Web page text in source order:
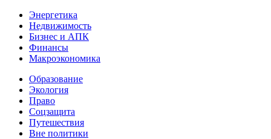
Энергетика
Недвижимость
Бизнес и АПК
Финансы
Макроэкономика
Образование
Экология
Право
Соцзащита
Путешествия
Вне политики